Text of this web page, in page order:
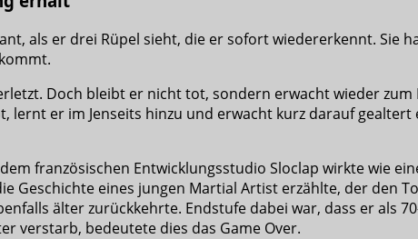
als er drei Rüpel sieht, die er sofort wiedererkennt. Sie
Doch bleibt er nicht tot, sondern erwacht wieder
lernt er im Jenseits hinzu und erwacht kurz darauf
französischen Entwicklungsstudio Sloclap wirkte wie
Geschichte eines jungen Martial Artist erzählte, der den
älter zurückkehrte. Endstufe dabei war, dass er als
verstarb, bedeutete dies das Game Over.